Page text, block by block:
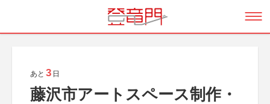
あと 3 日
藤沢市アートスペース制作・